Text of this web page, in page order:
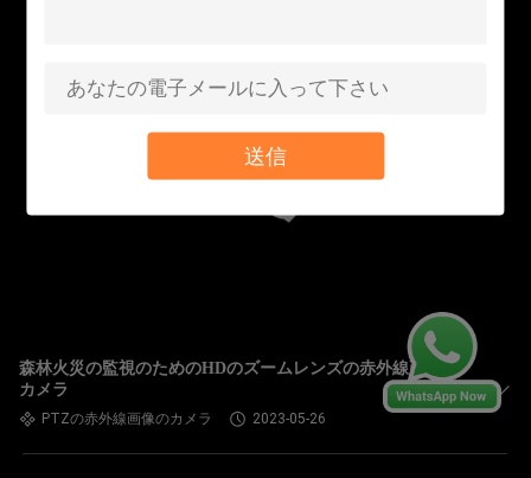
送信
森林火災の監視のためのHDのズームレンズの赤外線画像の
カメラ
PTZの赤外線画像のカメラ 2023-05-26